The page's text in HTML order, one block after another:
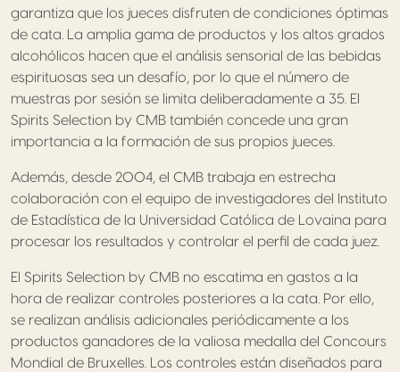
garantiza que los jueces disfruten de condiciones óptimas
de cata. La amplia gama de productos y los altos grados
alcohólicos hacen que el análisis sensorial de las bebidas
espirituosas sea un desafío, por lo que el número de
muestras por sesión se limita deliberadamente a 35. El
Spirits Selection by CMB también concede una gran
importancia a la formación de sus propios jueces.
Además, desde 2004, el CMB trabaja en estrecha
colaboración con el equipo de investigadores del Instituto
de Estadística de la Universidad Católica de Lovaina para
procesar los resultados y controlar el perfil de cada juez.
El Spirits Selection by CMB no escatima en gastos a la
hora de realizar controles posteriores a la cata. Por ello,
se realizan análisis adicionales periódicamente a los
productos ganadores de la valiosa medalla del Concours
Mondial de Bruxelles. Los controles están diseñados para